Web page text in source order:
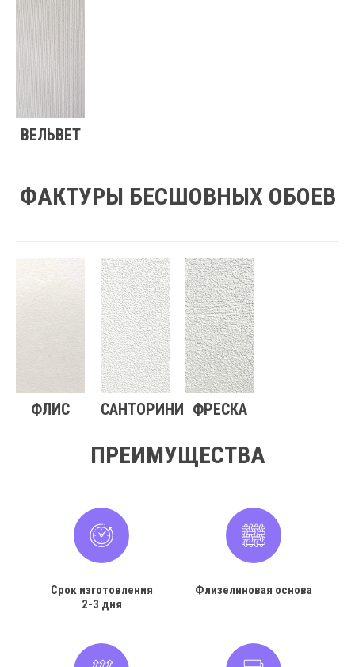
ВЕЛЬВЕТ
ФАКТУРЫ БЕСШОВНЫХ ОБОЕВ
ФЛИС САНТОРИНИ ФРЕСКА
ПРЕИМУЩЕСТВА
Срок изготовления
2-3 дня
Флизелиновая основа